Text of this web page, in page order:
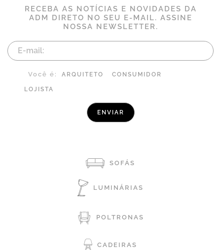
RECEBA AS NOTÍCIAS E NOVIDADES DA
ADM DIRETO NO SEU E-MAIL. ASSINE
NOSSA NEWSLETTER.
Você é: ARQUITETO CONSUMIDOR
LOJISTA
SOFÁS
LUMINÁRIAS
POLTRONAS
CADEIRAS